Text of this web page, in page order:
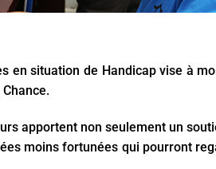
en situation de Handicap vise à
apportent non seulement un
moins fortunées qui pourront